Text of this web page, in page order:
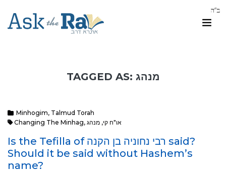
TAGGED AS: מנהג
Minhogim, Talmud Torah
Changing The Minhag, או"ח קי, מנהג
Is the Tefilla of רבי נחוניה בן הקנה said?
Should it be said without Hashem’s
name?